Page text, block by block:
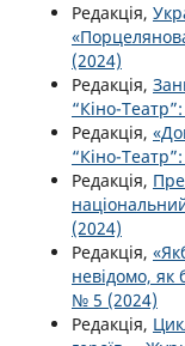
Редакція,
(2024)
Редакція,
“Кіно-
Редакція,
“Кіно-
Редакція,
(2024)
Редакція,
невідомо, як
№ 5 (2024)
Редакція,